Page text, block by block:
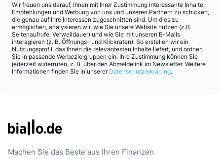
Wir freuen uns darauf, Ihnen mit Ihrer Zustimmung interessante Inhalte,
Empfehlungen und Werbung von uns und unseren Partnern zu schicken,
die genau auf Ihre Interessen zugeschnitten sind. Um dies zu
ermöglichen, analysieren wir, wie Sie unsere Website nutzen (z.B.
Seitenaufrufe, Verweildauer) und wie Sie mit unseren E-Mails
interagieren (z. B. Öffnungs- und Klickraten). So erstellen wir ein
Nutzungsprofil, das Ihnen die relevantesten Inhalte liefert, und ordnen
Sie in passende Werbezielgruppen ein. Ihre Zustimmung können Sie
jederzeit widerrufen, z. B. über den Abmeldelink im Newsletter. Weitere
Informationen finden Sie in unserer Datenschutzerklärung.
Machen Sie das Beste aus Ihren Finanzen.